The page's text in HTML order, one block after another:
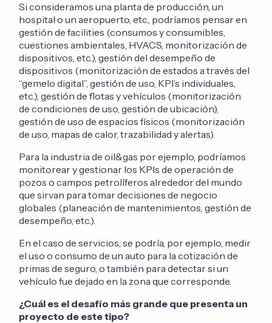
Si consideramos una planta de producción, un
hospital o un aeropuerto, etc., podríamos pensar en
gestión de facilities (consumos y consumibles,
cuestiones ambientales, HVACS, monitorización de
dispositivos, etc.), gestión del desempeño de
dispositivos (monitorización de estados a través del
“gemelo digital”, gestión de uso, KPI’s individuales,
etc.), gestión de flotas y vehículos (monitorización
de condiciones de uso, gestión de ubicación),
gestión de uso de espacios físicos (monitorización
de uso, mapas de calor, trazabilidad y alertas).
Para la industria de oil&gas por ejemplo, podríamos
monitorear y gestionar los KPIs de operación de
pozos o campos petrolíferos alrededor del mundo
que sirvan para tomar decisiones de negocio
globales (planeación de mantenimientos, gestión de
desempeño, etc.).
En el caso de servicios, se podría, por ejemplo, medir
el uso o consumo de un auto para la cotización de
primas de seguro, o también para detectar si un
vehículo fue dejado en la zona que corresponde.
¿Cuál es el desafío más grande que presenta un
proyecto de este tipo?